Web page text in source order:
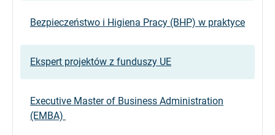
Bezpieczeństwo i Higiena Pracy (BHP) w praktyce
Ekspert projektów z funduszy UE
Executive Master of Business Administration
(EMBA)